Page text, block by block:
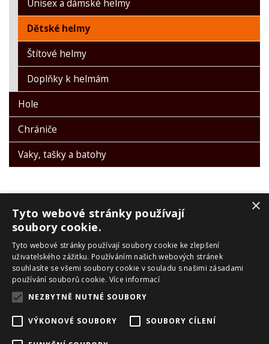
Unisex a dámské helmy
Dětské helmy
Štítové helmy
Doplňky k helmám
Hole
Chrániče
Vaky, tašky a batohy
PRO ZÁKAZNÍKY
Obchodní podmínky
Reklamační řád
Zpracování OU
Skialpové pásy Montana
×
Tyto webové stránky používají
soubory cookie.
Tyto webové stránky používají soubory cookie ke zlepšení
uživatelského zážitku. Používáním našich webových stránek
souhlasíte se všemi soubory cookie v souladu s našimi zásadami
používání souborů cookie. Více informací
NEZBYTNĚ NUTNÉ SOUBORY
VÝKONOVÉ SOUBORY SOUBORY CÍLENÍ